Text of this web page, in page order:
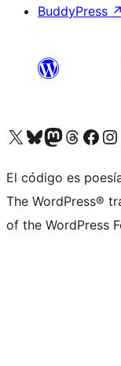
BuddyPress ↗
Visit our X (formerly Twitter) account
Visit our Bluesky account
Visit our Mastodon account
Visit our Threads
Visita Visita
El código es
The WordPress®
of the WordPress